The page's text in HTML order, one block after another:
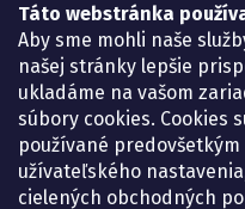
Táto webstránka
Aby sme mohli naše
našej stránky lepšie
ukladáme na vašom
súbory cookies. Cookies
používané
užívateľského
cielených obchodných
Lekáreň ADONAI
Košice – Smetanova 2
Pondelok:
07.30 – 15.30 h.
Utorok:
07.30 – 16.00 h.
Streda:
07.30 – 16.00 h.
Štvrtok:
07.30 – 15.30 h.
Piatok:
07.30 – 15.30 h.
KONTAKT